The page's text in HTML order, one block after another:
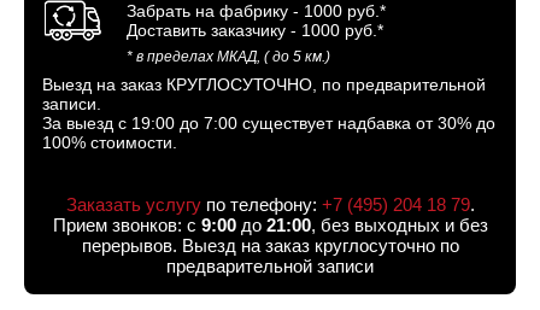
Забрать на фабрику - 1000 руб.*
Доставить заказчику - 1000 руб.*
* в пределах МКАД, ( до 5 км.)
Выезд на заказ КРУГЛОСУТОЧНО, по предварительной
записи.
За выезд с 19:00 до 7:00 существует надбавка от 30% до
100% стоимости.
Заказать услугупо телефону: +7 (495) 204 18 79.
Прием звонков: с 9:00до 21:00, без выходных и без
перерывов. Выезд на заказ круглосуточно по
предварительной записи